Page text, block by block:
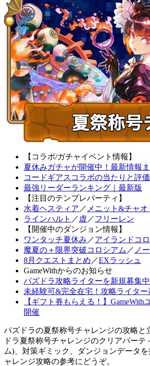
【コラボ/ガチャイベント情報】
夏休みガチャが開催中！最新情報
コードギアスコラボの当たりと評価
最強リーダーランキング｜最新版
【注目のテンプレパーティ】
水着ヘスティア ／ メニット&チャオ
ラインハルト ／ 虚 ／フリーレン
【開催中のダンジョン情報】
ワンタッチ夏休み ／アイランドコ
魔夏の＋限界突破コロシアム ／ ノ
8月クエストまとめ ／EXラッシュ
GameWithからのお知らせ
パズドラ攻略ライターを新規募集中
未経験可&完全在宅！攻略ライター
【ギフト券もらえる！】GameWith
開催
パズドラの夏祭称号チャレンジの攻略と
ドラ夏祭称号チャレンジのクリアパーテ
ム)、対策ギミック、ダンジョンデータ
ャレンジ攻略の参考にどうぞ。